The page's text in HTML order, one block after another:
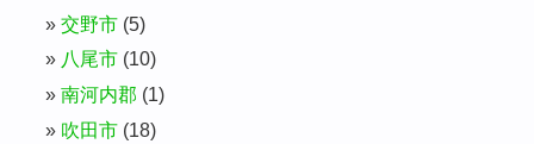
交野市 (5)
八尾市 (10)
南河内郡 (1)
吹田市 (18)